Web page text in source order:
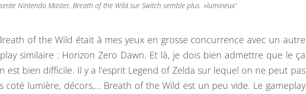
Nintendo Master, Breath of the Wild sur Switch semble plus »lumineux’
of the Wild était à mes yeux en grosse concurrence avec un autre
similaire : Horizon Zero Dawn. Et là, je dois bien admettre que le ça
est bien difficile. Il y a l’esprit Legend of Zelda sur lequel on ne peut pas
coté lumière, décors,… Breath of the Wild est un peu vide. Le gameplay